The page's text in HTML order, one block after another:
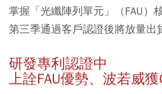
掌握「光纖陣列單元」（FAU）
第三季通過客戶認證後將放量出
研發專利認證中
上詮FAU優勢、波若威獲